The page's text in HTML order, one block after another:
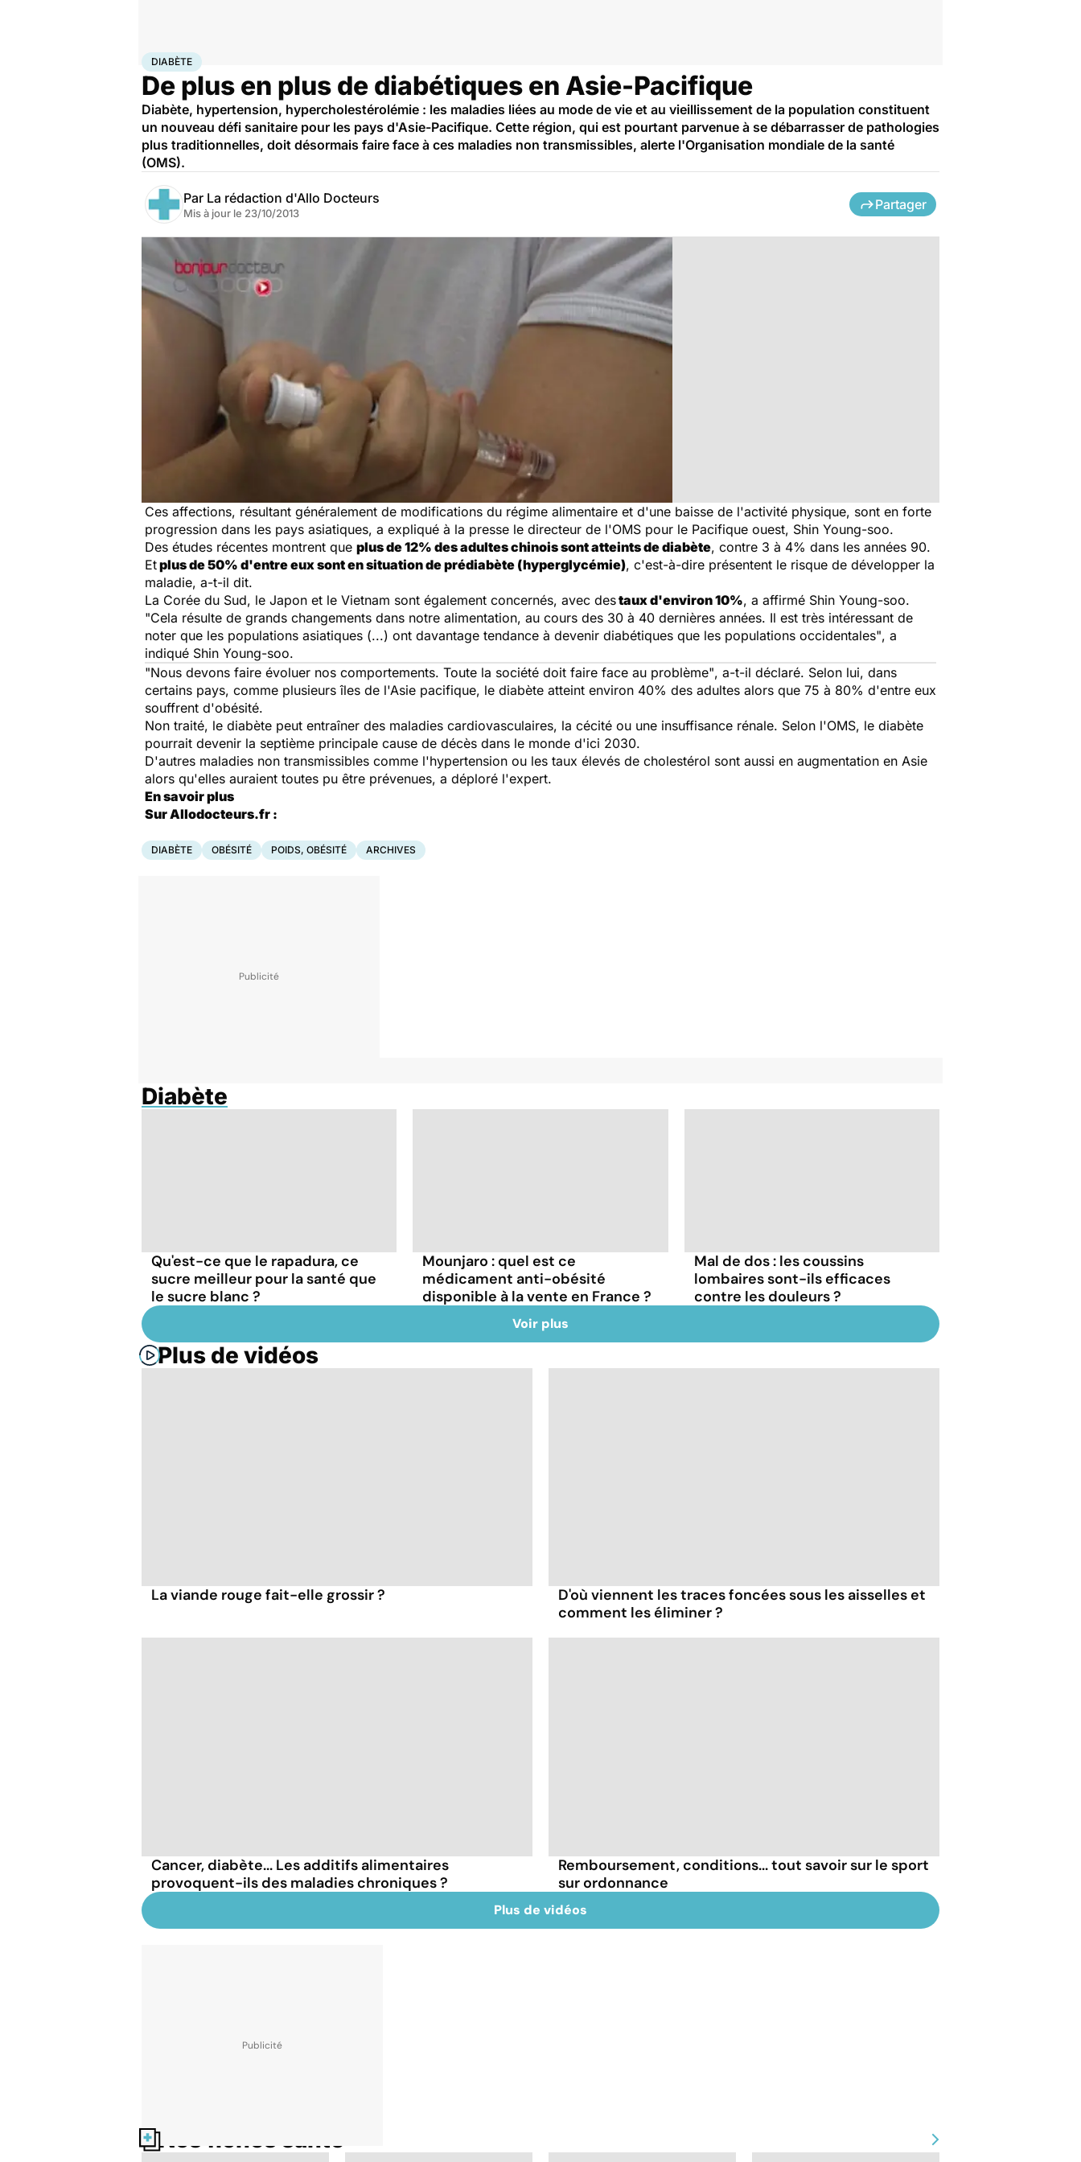
AccueilBien-être
DIABÈTE
De plus en plus de diabétiques en Asie-Pacifique
Diabète, hypertension, hypercholestérolémie : les maladies liées au mode de vie et au vieillissement de la population constituent
un nouveau défi sanitaire pour les pays d'Asie-Pacifique. Cette région, qui est pourtant parvenue à se débarrasser de pathologies
plus traditionnelles, doit désormais faire face à ces maladies non transmissibles, alerte l'Organisation mondiale de la santé
(OMS).
Par La rédaction d'Allo Docteurs
Mis à jour le 23/10/2013
Partager
Ces affections, résultant généralement de modifications du régime alimentaire et d'une baisse de l'activité physique, sont en forte
progression dans les pays asiatiques, a expliqué à la presse le directeur de l'OMS pour le Pacifique ouest, Shin Young-soo.
Des études récentes montrent que plus de 12% des adultes chinois sont atteints de diabète, contre 3 à 4% dans les années 90.
Etplus de 50% d'entre eux sont en situation de prédiabète (hyperglycémie), c'est-à-dire présentent le risque de développer la
maladie, a-t-il dit.
La Corée du Sud, le Japon et le Vietnam sont également concernés, avec destaux d'environ 10%, a affirmé Shin Young-soo.
"Cela résulte de grands changements dans notre alimentation, au cours des 30 à 40 dernières années. Il est très intéressant de
noter que les populations asiatiques (...) ont davantage tendance à devenir diabétiques que les populations occidentales", a
indiqué Shin Young-soo.
"Nous devons faire évoluer nos comportements. Toute la société doit faire face au problème", a-t-il déclaré. Selon lui, dans
certains pays, comme plusieurs îles de l'Asie pacifique, le diabète atteint environ 40% des adultes alors que 75 à 80% d'entre eux
souffrent d'obésité.
Non traité, le diabète peut entraîner des maladies cardiovasculaires, la cécité ou une insuffisance rénale. Selon l'OMS, le diabète
pourrait devenir la septième principale cause de décès dans le monde d'ici 2030.
D'autres maladies non transmissibles comme l'hypertension ou les taux élevés de cholestérol sont aussi en augmentation en Asie
alors qu'elles auraient toutes pu être prévenues, a déploré l'expert.
En savoir plus
Sur Allodocteurs.fr :
DIABÈTE OBÉSITÉ POIDS, OBÉSITÉ ARCHIVES
Diabète
Qu'est-ce que le rapadura, ce
sucre meilleur pour la santé que
le sucre blanc ?
Mounjaro : quel est ce
médicament anti-obésité
disponible à la vente en France ?
Mal de dos : les coussins
lombaires sont-ils efficaces
contre les douleurs ?
Voir plus
Plus de vidéos
La viande rouge fait-elle grossir ?
D'où viennent les traces foncées sous les aisselles et
comment les éliminer ?
Cancer, diabète... Les additifs alimentaires
provoquent-ils des maladies chroniques ?
Remboursement, conditions... tout savoir sur le sport
sur ordonnance
Plus de vidéos
Nos fiches santé